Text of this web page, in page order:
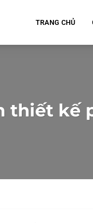
TRANG CHỦ
thiết kế